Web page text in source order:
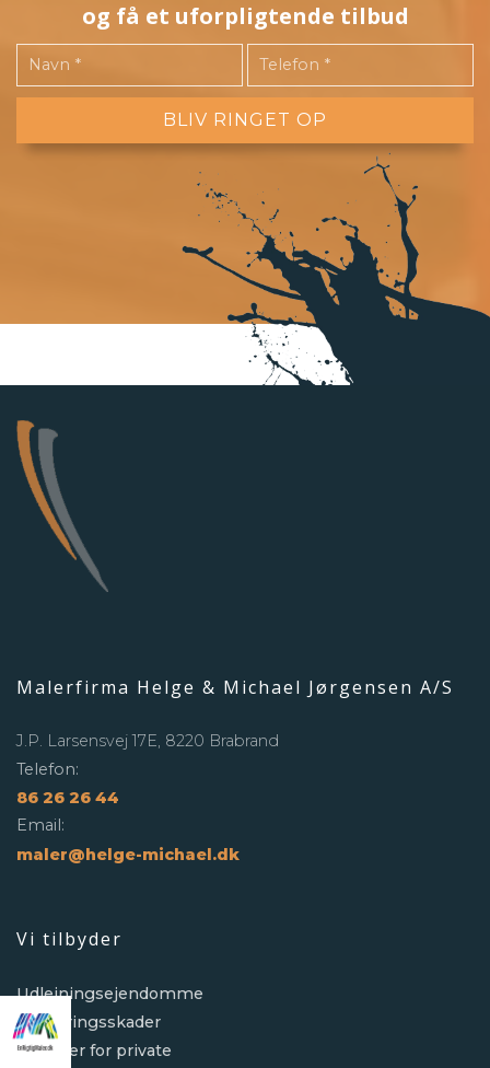
og få et uforpligtende tilbud
Malerfirma Helge & Michael Jørgensen A/S
J.P. Larsensvej 17E, 8220 Brabrand
Telefon:
86 26 26 44
Email:
maler@helge-michael.dk
Vi tilbyder
Udlejningsejendomme
Forsikringsskader
Opgaver for private